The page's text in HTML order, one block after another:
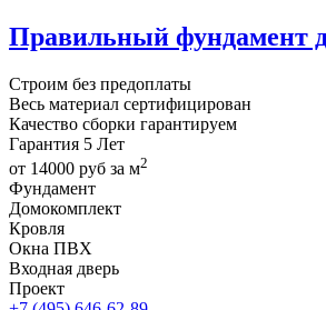
Правильный фундамент
Строим без предоплаты
Весь материал сертифицирован
Качество сборки гарантируем
Гарантия 5 Лет
от 14000 руб за м2
Фундамент
Домокомплект
Кровля
Окна ПВХ
Входная дверь
Проект